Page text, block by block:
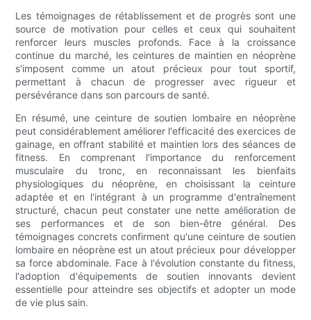
Les témoignages de rétablissement et de progrès sont une
source de motivation pour celles et ceux qui souhaitent
renforcer leurs muscles profonds. Face à la croissance
continue du marché, les ceintures de maintien en néoprène
s'imposent comme un atout précieux pour tout sportif,
permettant à chacun de progresser avec rigueur et
persévérance dans son parcours de santé.
En résumé, une ceinture de soutien lombaire en néoprène
peut considérablement améliorer l'efficacité des exercices de
gainage, en offrant stabilité et maintien lors des séances de
fitness. En comprenant l'importance du renforcement
musculaire du tronc, en reconnaissant les bienfaits
physiologiques du néoprène, en choisissant la ceinture
adaptée et en l'intégrant à un programme d'entraînement
structuré, chacun peut constater une nette amélioration de
ses performances et de son bien-être général. Des
témoignages concrets confirment qu'une ceinture de soutien
lombaire en néoprène est un atout précieux pour développer
sa force abdominale. Face à l'évolution constante du fitness,
l'adoption d'équipements de soutien innovants devient
essentielle pour atteindre ses objectifs et adopter un mode
de vie plus sain.